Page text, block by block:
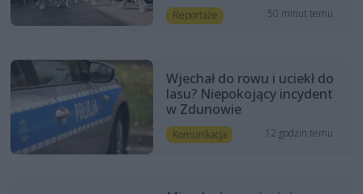
Reportaże 50 minut temu
Wjechał do rowu i uciekł do
lasu? Niepokojący incydent
w Zdunowie
Komunikacja 12 godzin temu